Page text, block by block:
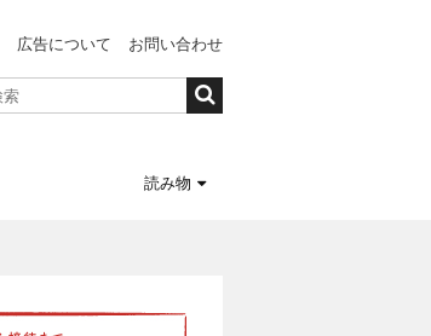
広告について お問い合わせ
読み物